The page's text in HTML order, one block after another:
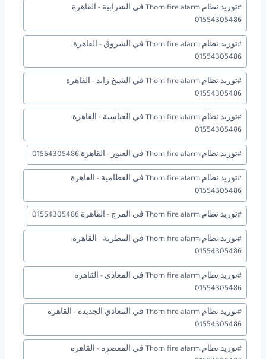
#
توريد نظام Thorn fire alarm في الشرابية - القاهرة
01554305486
#
توريد نظام Thorn fire alarm في الشروق - القاهرة
01554305486
#
توريد نظام Thorn fire alarm في الشيخ زايد - القاهرة
01554305486
#
توريد نظام Thorn fire alarm في العباسية - القاهرة
01554305486
#توريد نظام Thorn fire alarm في العبور - القاهرة 01554305486
#
توريد نظام Thorn fire alarm في القطامية - القاهرة
01554305486
#توريد نظام Thorn fire alarm في المرج - القاهرة 01554305486
#
توريد نظام Thorn fire alarm في المطرية - القاهرة
01554305486
#
توريد نظام Thorn fire alarm في المعادي - القاهرة
01554305486
#
توريد نظام Thorn fire alarm في المعادي الجديدة - القاهرة
01554305486
#
توريد نظام Thorn fire alarm في المعصرة - القاهرة